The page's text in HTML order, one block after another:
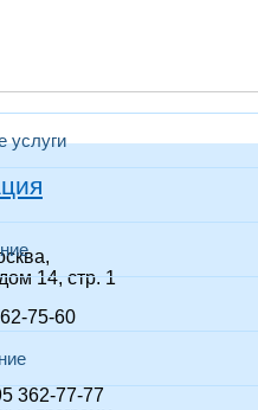
услуги
14, стр. 1
75-60
362-77-77